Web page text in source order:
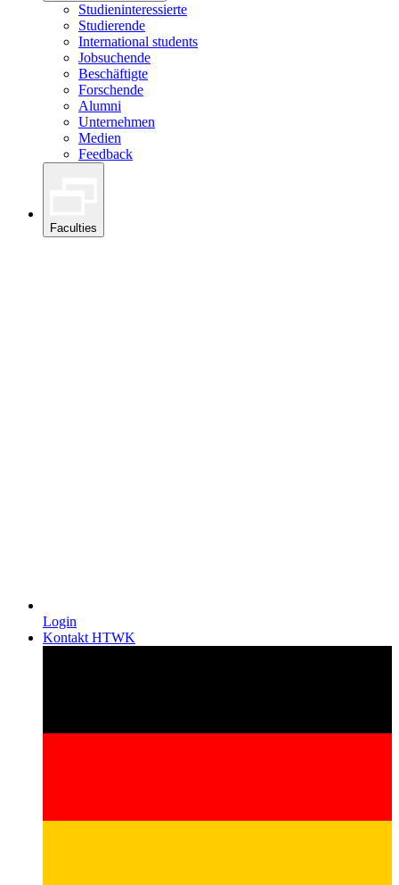
Studieninteressierte
Studierende
International students
Jobsuchende
Beschäftigte
Forschende
Alumni
Unternehmen
Medien
Feedback
Faculties
Login
Kontakt HTWK